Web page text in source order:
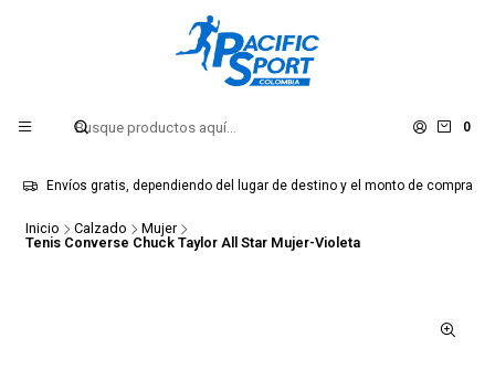
0
Envíos gratis, dependiendo del lugar de destino y el monto de compra
Inicio Calzado
Mujer
Tenis Converse Chuck Taylor All Star Mujer-Violeta